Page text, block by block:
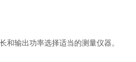
和输出功率选择适当的测量仪器。